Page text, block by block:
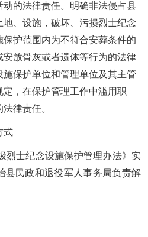
的法律责任。明确非法侵占县
、设施，破坏、污损烈士纪念
护范围内为不符合安葬条件的
安放骨灰或者遗体等行为的法律
保护单位和管理单位及其主管
，在保护管理工作中滥用职
律责任。
式
烈士纪念设施保护管理办法》 实
县民政和退役军人事务局负责解